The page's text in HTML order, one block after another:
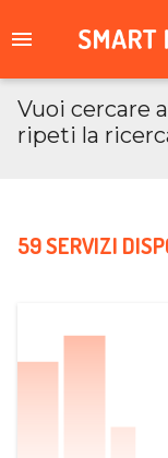
Vuoi cercare
ripeti la
59 SERVIZI